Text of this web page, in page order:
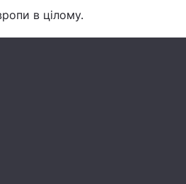
в цілому.